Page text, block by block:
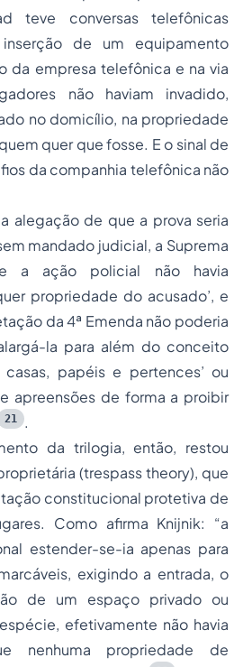
teve conversas telefônicas
de um equipamento
da empresa telefônica e na via
não haviam invadido,
no domicílio, na propriedade
quer que fosse. E o sinal de
fios da companhia telefônica não
alegação de que a prova seria
mandado judicial, a Suprema
a ação policial não havia
propriedade do acusado’, e
da 4ª Emenda não poderia
la para além do conceito
papéis e pertences’ ou
apreensões de forma a proibir
21
.
da trilogia, então, restou
(trespass theory), que
constitucional protetiva de
Como afirma Knijnik: “a
estender-se-ia apenas para
exigindo a entrada, o
de um espaço privado ou
efetivamente não havia
nenhuma propriedade de